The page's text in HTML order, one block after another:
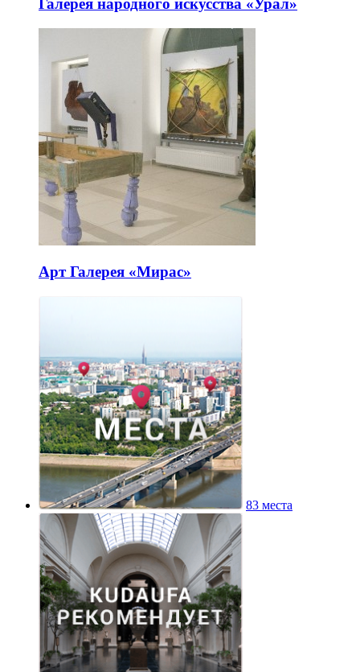
Галерея народного искусства «Урал»
Арт Галерея «Мирас»
83 места